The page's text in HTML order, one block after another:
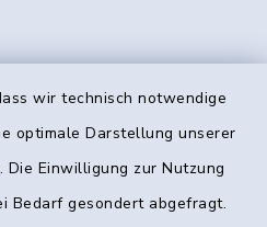
wir technisch notwendige
optimale Darstellung unserer
Die Einwilligung zur Nutzung
Bedarf gesondert abgefragt.